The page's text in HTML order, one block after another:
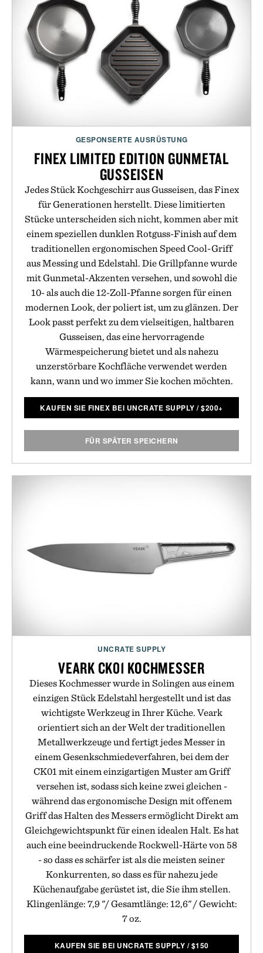
GESPONSERTE AUSRÜSTUNG
FINEX LIMITED EDITION GUNMETAL
GUSSEISEN
Jedes Stück Kochgeschirr aus Gusseisen, das Finex
für Generationen herstellt. Diese limitierten
Stücke unterscheiden sich nicht, kommen aber mit
einem speziellen dunklen Rotguss-Finish auf dem
traditionellen ergonomischen Speed Cool-Griff
aus Messing und Edelstahl. Die Grillpfanne wurde
mit Gunmetal-Akzenten versehen, und sowohl die
10- als auch die 12-Zoll-Pfanne sorgen für einen
modernen Look, der poliert ist, um zu glänzen. Der
Look passt perfekt zu dem vielseitigen, haltbaren
Gusseisen, das eine hervorragende
Wärmespeicherung bietet und als nahezu
unzerstörbare Kochfläche verwendet werden
kann, wann und wo immer Sie kochen möchten.
KAUFEN SIE FINEX BEI UNCRATE SUPPLY /$200+
FÜR SPÄTER SPEICHERN
UNCRATE SUPPLY
VEARK CK01 KOCHMESSER
Dieses Kochmesser wurde in Solingen aus einem
einzigen Stück Edelstahl hergestellt und ist das
wichtigste Werkzeug in Ihrer Küche. Veark
orientiert sich an der Welt der traditionellen
Metallwerkzeuge und fertigt jedes Messer in
einem Gesenkschmiedeverfahren, bei dem der
CK01 mit einem einzigartigen Muster am Griff
versehen ist, sodass sich keine zwei gleichen -
während das ergonomische Design mit offenem
Griff das Halten des Messers ermöglicht Direkt am
Gleichgewichtspunkt für einen idealen Halt. Es hat
auch eine beeindruckende Rockwell-Härte von 58
- so dass es schärfer ist als die meisten seiner
Konkurrenten, so dass es für nahezu jede
Küchenaufgabe gerüstet ist, die Sie ihm stellen.
Klingenlänge: 7,9 "/ Gesamtlänge: 12,6" / Gewicht:
7 oz.
KAUFEN SIE BEI UNCRATE SUPPLY /$150